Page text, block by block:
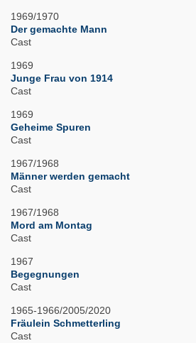
1969/1970
Der gemachte Mann
Cast
1969
Junge Frau von 1914
Cast
1969
Geheime Spuren
Cast
1967/1968
Männer werden gemacht
Cast
1967/1968
Mord am Montag
Cast
1967
Begegnungen
Cast
1965-1966/2005/2020
Fräulein Schmetterling
Cast